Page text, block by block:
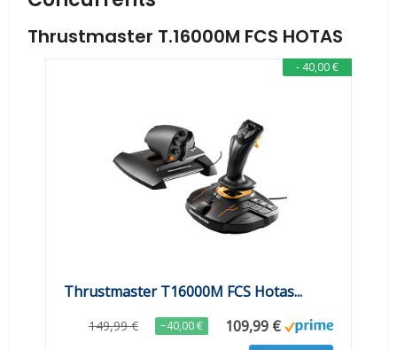
Thrustmaster T.16000M FCS HOTAS
- 40,00 €
Thrustmaster T16000M FCS Hotas...
149,99 € −40,00 € 109,99 €